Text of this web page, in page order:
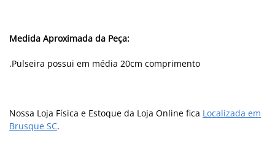
Medida Aproximada da Peça:
.Pulseira possui em média 20cm comprimento
Nossa Loja Física e Estoque da Loja Online fica Localizada em
Brusque SC.